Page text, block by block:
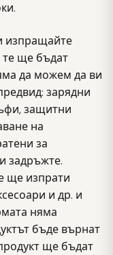
изпращайте
те ще бъдат
да можем да ви
зарядни
защитни
на
за
задръжте.
ще изпрати
и др. и
няма
бъде върнат
ще бъдат